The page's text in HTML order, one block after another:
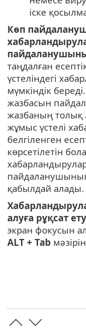
іске
Көп
таңдалған
үстеліндегі
мүмкіндік
жазбасын
жазбаның толық
жұмыс үстелі
белгіленген
көрсетілетін
қабылдай алады.
алуға рұқсат ету
экран фокусын
ALT + Tab